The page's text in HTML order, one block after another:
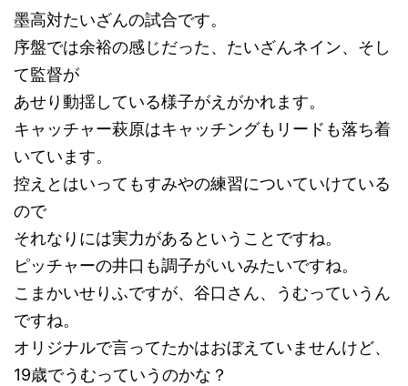
墨高対たいざんの試合です。
序盤では余裕の感じだった、たいざんネイン、そし
て監督が
あせり動揺している様子がえがかれます。
キャッチャー萩原はキャッチングもリードも落ち着
いています。
控えとはいってもすみやの練習についていけている
ので
それなりには実力があるということですね。
ピッチャーの井口も調子がいいみたいですね。
こまかいせりふですが、谷口さん、うむっていうん
ですね。
オリジナルで言ってたかはおぼえていませんけど、
19歳でうむっていうのかな？